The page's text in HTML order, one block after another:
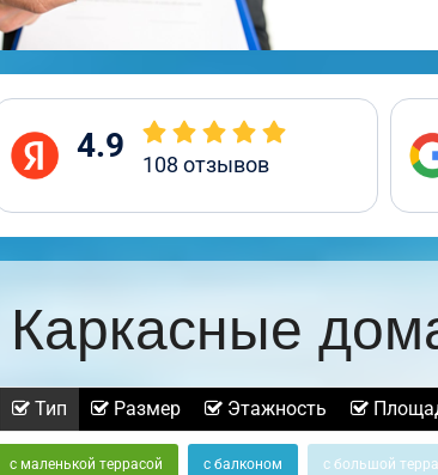
4.9 108 отзывов
Каркасные
Тип Размер Этажность
с маленькой террасой с балконом с большой